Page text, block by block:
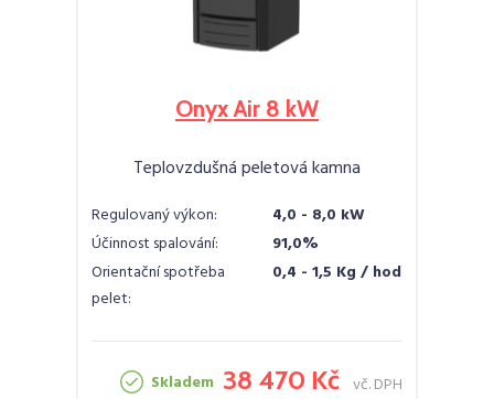
Onyx Air 8 kW
Teplovzdušná peletová kamna
Regulovaný výkon:
4,0 - 8,0 kW
Účinnost spalování:
91,0%
Orientační spotřeba
pelet:
0,4 - 1,5 Kg / hod
Skladem 38 470 Kč vč. DPH